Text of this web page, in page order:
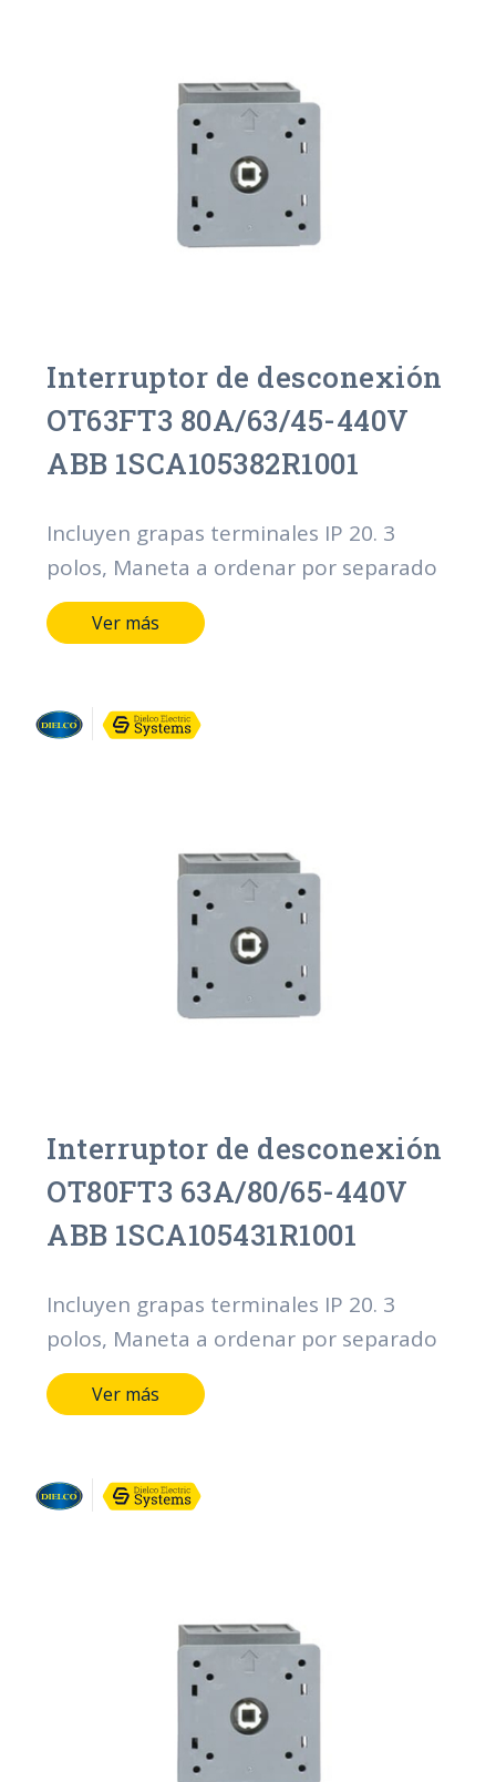
Interruptor de desconexión
OT63FT3 80A/63/45-440V
ABB 1SCA105382R1001
Incluyen grapas terminales IP 20. 3
polos, Maneta a ordenar por separado
Ver más
Interruptor de desconexión
OT80FT3 63A/80/65-440V
ABB 1SCA105431R1001
Incluyen grapas terminales IP 20. 3
polos, Maneta a ordenar por separado
Ver más